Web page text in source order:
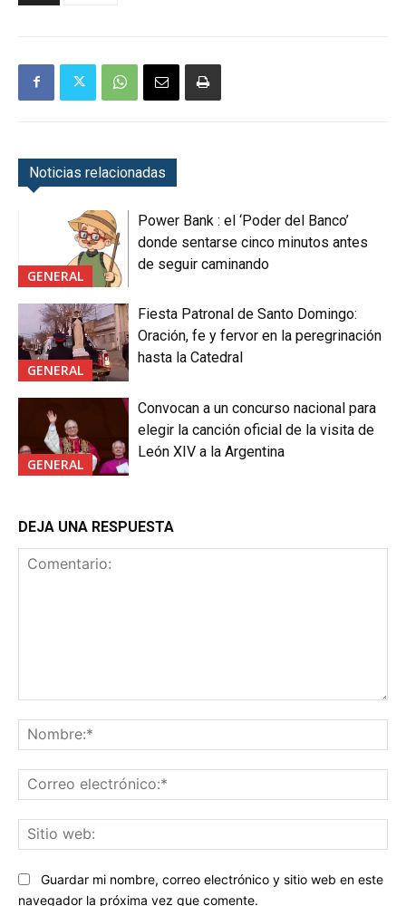
Noticias relacionadas
GENERAL
Power Bank : el ‘Poder del Banco’
donde sentarse cinco minutos antes
de seguir caminando
GENERAL
Fiesta Patronal de Santo Domingo:
Oración, fe y fervor en la peregrinación
hasta la Catedral
GENERAL
Convocan a un concurso nacional para
elegir la canción oficial de la visita de
León XIV a la Argentina
DEJA UNA RESPUESTA
Guardar mi nombre, correo electrónico y sitio web en este
navegador la próxima vez que comente.